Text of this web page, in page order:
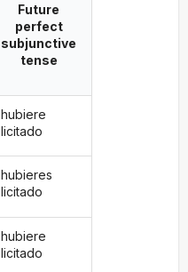
Future
perfect
subjunctive
tense
hubiere
licitado
hubieres
licitado
hubiere
licitado